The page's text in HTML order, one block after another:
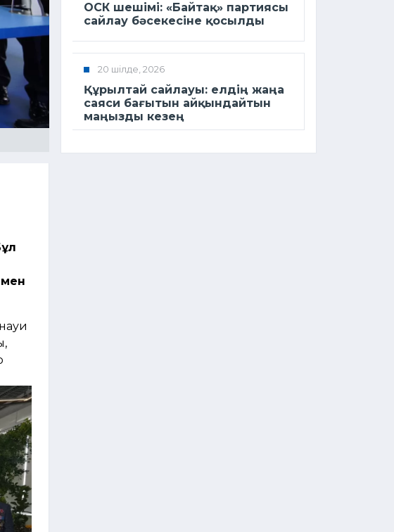
ОСК шешімі: «Байтақ» партиясы
сайлау бәсекесіне қосылды
20 шілде, 2026
Құрылтай сайлауы: елдің жаңа
саяси бағытын айқындайтын
маңызды кезең